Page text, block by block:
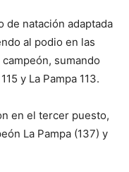
de natación adaptada
al podio en las
sumando
y La Pampa 113.
en el tercer puesto,
La Pampa (137) y